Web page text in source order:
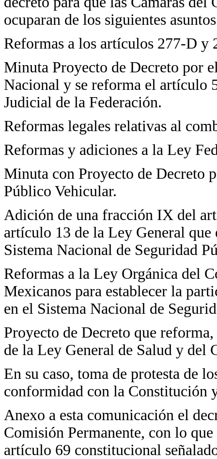
ocuparan de los siguientes
Reformas a los artículos 277-D
Minuta Proyecto de Decreto por
Nacional y se reforma el artículo
Judicial de la Federación.
Reformas legales relativas al
Reformas y adiciones a la Ley
Minuta con Proyecto de Decreto
Público Vehicular.
Adición de una fracción IX del
artículo 13 de la Ley General que
Sistema Nacional de Seguridad
Reformas a la Ley Orgánica del
Mexicanos para establecer la
en el Sistema Nacional de
Proyecto de Decreto que
de la Ley General de Salud y del
En su caso, toma de protesta de
conformidad con la Constitución
Anexo a esta comunicación el
Comisión Permanente, con lo
artículo 69 constitucional